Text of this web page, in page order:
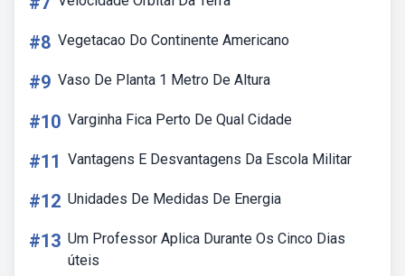
#8 Vegetacao Do Continente Americano
#9 Vaso De Planta 1 Metro De Altura
#10 Varginha Fica Perto De Qual Cidade
#11 Vantagens E Desvantagens Da Escola Militar
#12 Unidades De Medidas De Energia
#13 Um Professor Aplica Durante Os Cinco Dias
úteis